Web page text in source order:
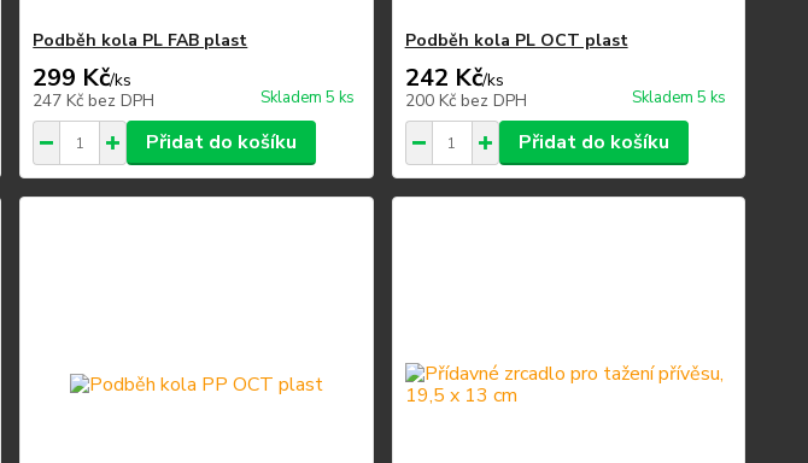
Podběh kola PL FAB plast
299 Kč/ks
247 Kčbez DPH Skladem 5 ks
Přidat do košíku
Podběh kola PL OCT plast
242 Kč/ks
200 Kč bez DPH Skladem 5 ks
Přidat do košíku